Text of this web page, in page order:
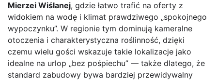
Mierzei Wiślanej, gdzie łatwo trafić na oferty z
widokiem na wodę i klimat prawdziwego „spokojnego
wypoczynku”. W regionie tym dominują kameralne
otoczenia i charakterystyczna roślinność, dzięki
czemu wielu gości wskazuje takie lokalizacje jako
idealne na urlop „bez pośpiechu” — także dlatego, że
standard zabudowy bywa bardziej przewidywalny